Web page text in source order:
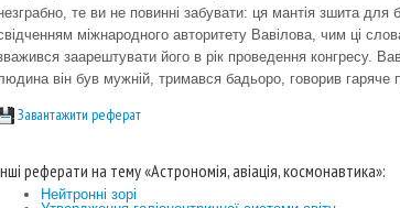
те ви не повинні забувати: ця мантія зшита
міжнародного авторитету Вавілова, чим ці
заарештувати його в рік проведення конгресу.
він був мужній, тримався бадьоро, говорив гаряче
Завантажити реферат
реферати на тему «Астрономія, авіація, космонавтика»:
Нейтронні зорі